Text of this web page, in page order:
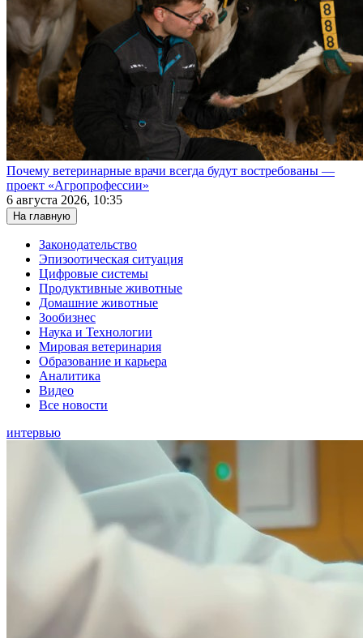
Почему ветеринарные врачи всегда будут востребованы —
проект «Агропрофессии»
6 августа 2026, 10:35
На главную
Законодательство
Эпизоотическая ситуация
Цифровые системы
Продуктивные животные
Домашние животные
Зообизнес
Наука и Технологии
Мировая ветеринария
Образование и карьера
Аналитика
Видео
Все новости
интервью